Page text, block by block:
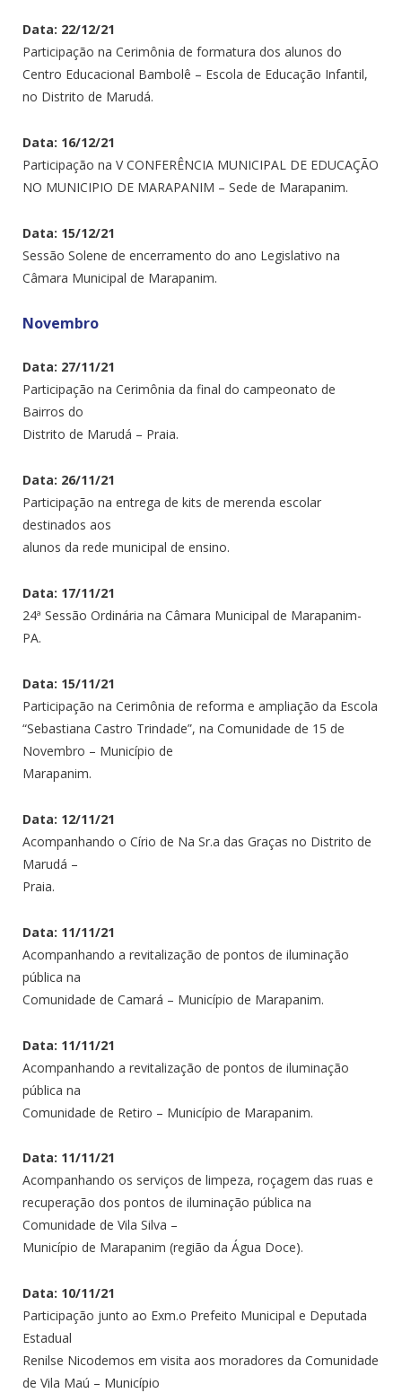
Data: 22/12/21
Participação na Cerimônia de formatura dos alunos do
Centro Educacional Bambolê – Escola de Educação Infantil,
no Distrito de Marudá.
Data: 16/12/21
Participação na V CONFERÊNCIA MUNICIPAL DE EDUCAÇÃO
NO MUNICIPIO DE MARAPANIM – Sede de Marapanim.
Data: 15/12/21
Sessão Solene de encerramento do ano Legislativo na
Câmara Municipal de Marapanim.
Novembro
Data: 27/11/21
Participação na Cerimônia da final do campeonato de
Bairros do
Distrito de Marudá – Praia.
Data: 26/11/21
Participação na entrega de kits de merenda escolar
destinados aos
alunos da rede municipal de ensino.
Data: 17/11/21
24ª Sessão Ordinária na Câmara Municipal de Marapanim-
PA.
Data: 15/11/21
Participação na Cerimônia de reforma e ampliação da Escola
“Sebastiana Castro Trindade”, na Comunidade de 15 de
Novembro – Município de
Marapanim.
Data: 12/11/21
Acompanhando o Círio de Na Sr.a das Graças no Distrito de
Marudá –
Praia.
Data: 11/11/21
Acompanhando a revitalização de pontos de iluminação
pública na
Comunidade de Camará – Município de Marapanim.
Data: 11/11/21
Acompanhando a revitalização de pontos de iluminação
pública na
Comunidade de Retiro – Município de Marapanim.
Data: 11/11/21
Acompanhando os serviços de limpeza, roçagem das ruas e
recuperação dos pontos de iluminação pública na
Comunidade de Vila Silva –
Município de Marapanim (região da Água Doce).
Data: 10/11/21
Participação junto ao Exm.o Prefeito Municipal e Deputada
Estadual
Renilse Nicodemos em visita aos moradores da Comunidade
de Vila Maú – Município